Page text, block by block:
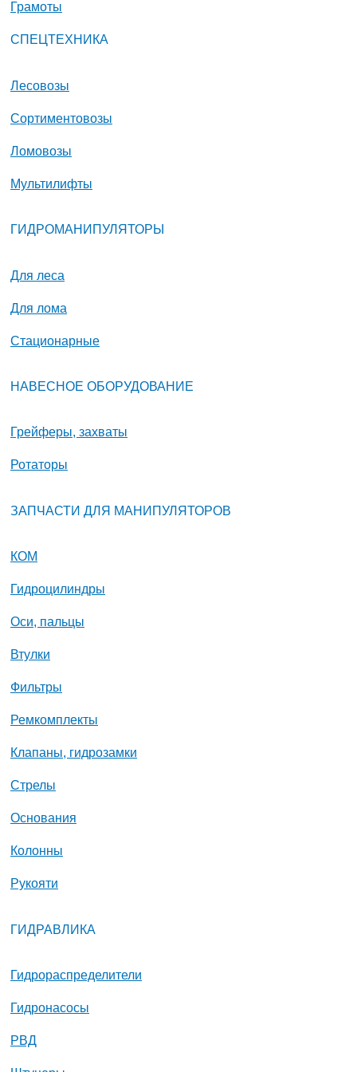
Грамоты
СПЕЦТЕХНИКА
Лесовозы
Сортиментовозы
Ломовозы
Мультилифты
ГИДРОМАНИПУЛЯТОРЫ
Для леса
Для лома
Стационарные
НАВЕСНОЕ ОБОРУДОВАНИЕ
Грейферы, захваты
Ротаторы
ЗАПЧАСТИ ДЛЯ МАНИПУЛЯТОРОВ
КОМ
Гидроцилиндры
Оси, пальцы
Втулки
Фильтры
Ремкомплекты
Клапаны, гидрозамки
Стрелы
Основания
Колонны
Рукояти
ГИДРАВЛИКА
Гидрораспределители
Гидронасосы
РВД